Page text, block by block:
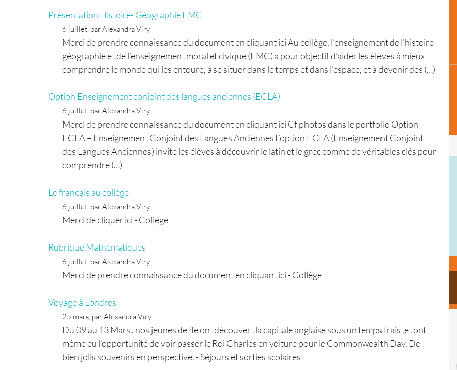
Présentation Histoire- Géographie EMC
6 juillet, par Alexandra Viry
Merci de prendre connaissance du document en cliquant ici Au collège, l’enseignement de l’histoire-
géographie et de l’enseignement moral et civique (EMC) a pour objectif d’aider les élèves à mieux
comprendre le monde qui les entoure, à se situer dans le temps et dans l’espace, et à devenir des (…)
Option Enseignement conjoint des langues anciennes (ECLA)
6 juillet, par Alexandra Viry
Merci de prendre connaissance du document en cliquant ici Cf photos dans le portfolio Option
ECLA – Enseignement Conjoint des Langues Anciennes L’option ECLA (Enseignement Conjoint
des Langues Anciennes) invite les élèves à découvrir le latin et le grec comme de véritables clés pour
comprendre (…)
Le français au collège
6 juillet, par Alexandra Viry
Merci de cliquer ici - Collège
Rubrique Mathématiques
6 juillet, par Alexandra Viry
Merci de prendre connaissance du document en cliquant ici - Collège
Voyage à Londres
25 mars, par Alexandra Viry
Du 09 au 13 Mars , nos jeunes de 4e ont découvert la capitale anglaise sous un temps frais ,et ont
même eu l’opportunité de voir passer le Roi Charles en voiture pour le Commonwealth Day. De
bien jolis souvenirs en perspective. - Séjours et sorties scolaires